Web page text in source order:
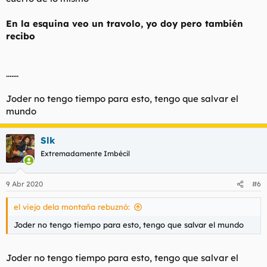
culpables" y toda esta mierda.
En la esquina veo un travolo, yo doy pero también
recibo
.......
Joder no tengo tiempo para esto, tengo que salvar el
mundo
Slk
Extremadamente Imbécil
9 Abr 2020 #6
el viejo dela montaña rebuznó:
Joder no tengo tiempo para esto, tengo que salvar el mundo
Joder no tengo tiempo para esto, tengo que salvar el